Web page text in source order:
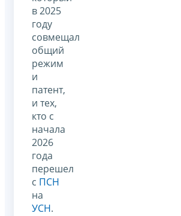
в 2025
году
совмещал
общий
режим
и
патент,
и тех,
кто с
начала
2026
года
перешел
с ПСН
на
УСН.